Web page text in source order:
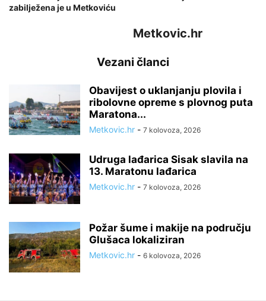
zabilježena je u Metkoviću
Metkovic.hr
Vezani članci
Obavijest o uklanjanju plovila i
ribolovne opreme s plovnog puta
Maratona...
Metkovic.hr - 7 kolovoza, 2026
Udruga lađarica Sisak slavila na
13. Maratonu lađarica
Metkovic.hr - 7 kolovoza, 2026
Požar šume i makije na području
Glušaca lokaliziran
Metkovic.hr - 6 kolovoza, 2026